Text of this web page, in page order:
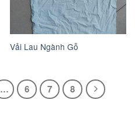
Vải Lau Ngành Gỗ
… 6 7 8